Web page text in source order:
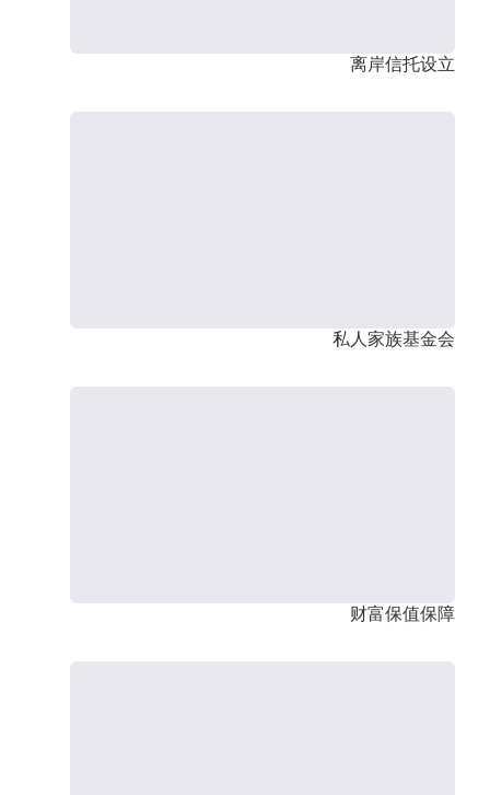
离岸信托设立
私人家族基金会
财富保值保障